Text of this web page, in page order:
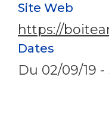
Site Web
https://
Dates
Du 02/09/19 -